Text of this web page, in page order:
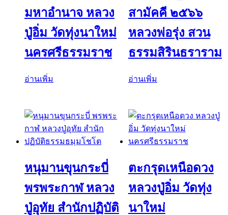
มหาอำนาจ หลวง
ปู่อิ่ม วัดทุ่งนาใหม่
นครศรีธรรมราช
อ่านเพิ่ม
สามัคคี ๒๕๖๖
หลวงพ่อรุ่ง สวน
ธรรมสิรินธราราม
อ่านเพิ่ม
หนุมานขุนกระบี่
พรพระกาฬ หลวง
ปู่อุทัย สำนักปฏิบัติ
ตะกรุดเหนือดวง
หลวงปู่อิ่ม วัดทุ่ง
นาใหม่